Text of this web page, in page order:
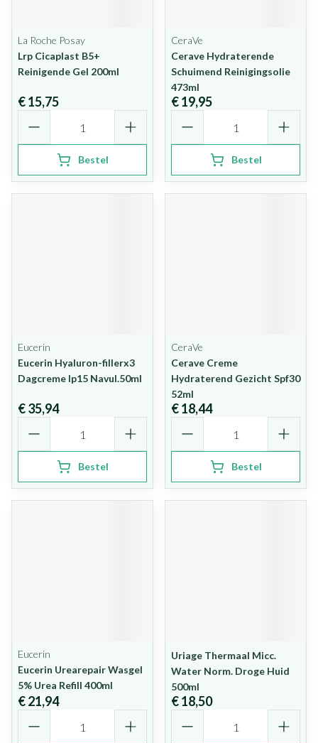
La Roche Posay
Lrp Cicaplast B5+
Reinigende Gel 200ml
€ 15,75
Bestel
CeraVe
Cerave Hydraterende
Schuimend Reinigingsolie
473ml
€ 19,95
Bestel
Eucerin
Eucerin Hyaluron-fillerx3
Dagcreme Ip15 Navul.50ml
€ 35,94
Bestel
CeraVe
Cerave Creme
Hydraterend Gezicht Spf30
52ml
€ 18,44
Bestel
Eucerin
Eucerin Urearepair Wasgel
5% Urea Refill 400ml
€ 21,94
Uriage Thermaal Micc.
Water Norm. Droge Huid
500ml
€ 18,50